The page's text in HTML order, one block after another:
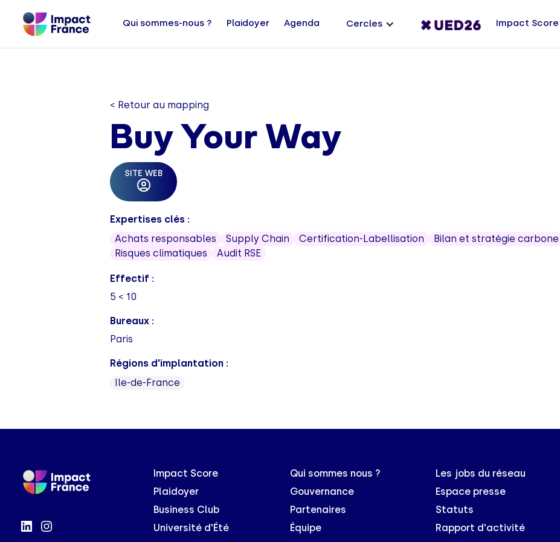
Qui sommes-nous ? Plaidoyer Agenda Cercles Impact Score
< Retour au mapping
Buy Your Way
SITE WEB
Expertises clés :
Achats responsables
Supply Chain Certification-Labellisation Bilan et stratégie carbone
Risques climatiques
Audit RSE
Effectif :
5 < 10
Bureaux :
Paris
Régions d'implantation :
Ile-de-France
Impact Score
Plaidoyer
Business Club
Université d'Été
Qui sommes nous ?
Gouvernance
Partenaires
Équipe
Les jobs du réseau
Espace presse
Statuts
Rapport d'activité